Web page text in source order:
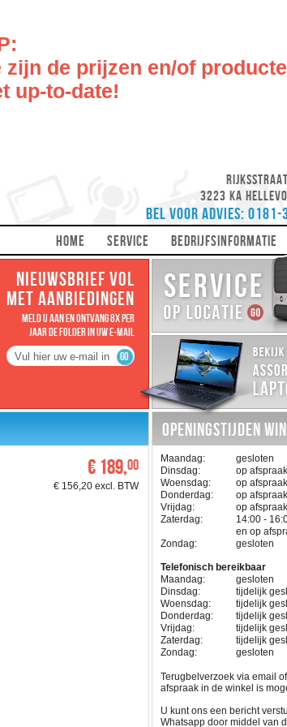
zijn de prijzen en/of
up-to-date!
3223 KA
Bel voor advies: 0181-
BEDRIJFSINFORMATIE
SERVICE
HOME
NIEUWSBRIEF VOL
MET AANBIEDINGEN
MELD U AAN EN ONTVANG 8X PER
JAAR DE FOLDER IN UW E-MAIL
€ 189,00
€ 156,20 excl. BTW
OPENINGSTIJDEN
Maandag:
gesloten
Dinsdag:
op afspraak
Woensdag:
op afspraak
Donderdag:
op afspraak
Vrijdag:
op afspraak
Zaterdag:
14:00 -
en op
Zondag:
gesloten
Telefonisch bereikbaar
Maandag:
gesloten
Dinsdag:
tijdelijk
Woensdag:
tijdelijk
Donderdag:
tijdelijk
Vrijdag:
tijdelijk
Zaterdag:
tijdelijk
Zondag:
gesloten
Terugbelverzoek via email
afspraak in de winkel is
U kunt ons een bericht
Whatsapp door middel van